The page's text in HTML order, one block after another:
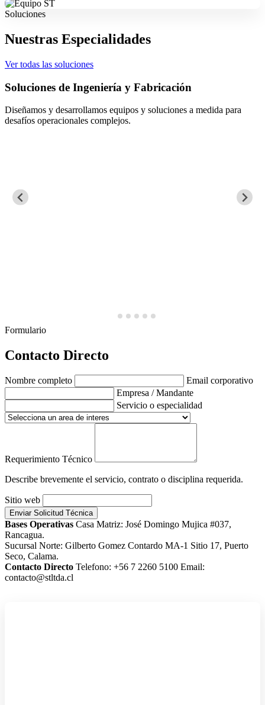
Soluciones
Nuestras Especialidades
Ver todas las soluciones
a medida para
Mantenimiento Eléctrico,
Aseguramos la continuidad
Formulario
Contacto Directo
Nombre completo
Email corporativo
Empresa / Mandante
Servicio o especialidad
Requerimiento Técnico
Describe brevemente el servicio, contrato o disciplina requerida.
Sitio web
Enviar Solicitud Técnica
Bases Operativas Casa Matriz: José Domingo Mujica #037,
Rancagua.
Sucursal Norte: Gilberto Gomez Contardo MA-1 Sitio 17, Puerto
Seco, Calama.
Contacto Directo Telefono: +56 7 2260 5100 Email:
contacto@stltda.cl